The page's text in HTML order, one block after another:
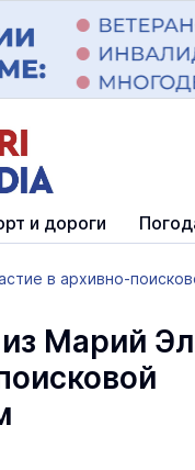
и дороги
в архивно-
Марий Эл